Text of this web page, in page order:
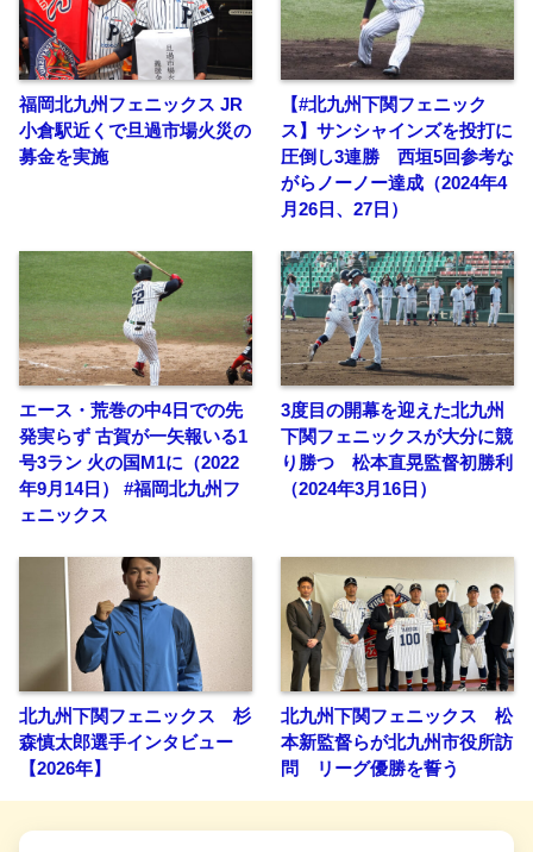
福岡北九州フェニックス JR
小倉駅近くで旦過市場火災の
募金を実施
【#北九州下関フェニック
ス】サンシャインズを投打に
圧倒し3連勝 西垣5回参考な
がらノーノー達成（2024年4
月26日、27日）
エース・荒巻の中4日での先
発実らず 古賀が一矢報いる1
号3ラン 火の国M1に（2022
年9月14日） #福岡北九州フ
ェニックス
3度目の開幕を迎えた北九州
下関フェニックスが大分に競
り勝つ 松本直晃監督初勝利
（2024年3月16日）
北九州下関フェニックス 杉
森慎太郎選手インタビュー
【2026年】
北九州下関フェニックス 松
本新監督らが北九州市役所訪
問 リーグ優勝を誓う